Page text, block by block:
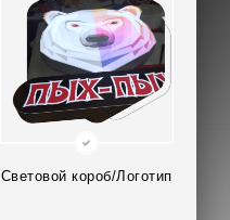
Световой короб/Логотип